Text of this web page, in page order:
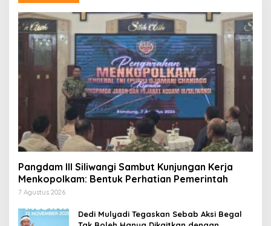
Pangdam III Siliwangi Sambut Kunjungan Kerja
Menkopolkam: Bentuk Perhatian Pemerintah
7 Agustus 2026
Dedi Mulyadi Tegaskan Sebab Aksi Begal